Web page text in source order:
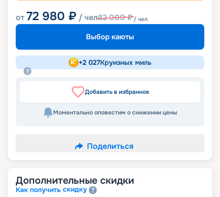
от72 980 ₽ / чел82 000₽/ чел
Выбор каюты
+2 027Круизных миль
Добавить в избранное
Моментально оповестим о снижении цены
Поделиться
Дополнительные скидки
Как получить скидку